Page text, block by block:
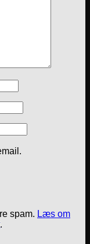
spam. Læs om
.